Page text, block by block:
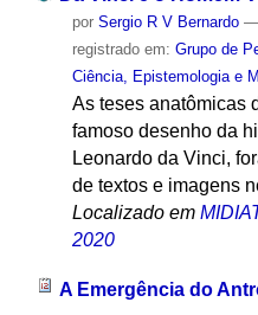
por Sergio R V Bernardo —
registrado em: Grupo de
Ciência, Epistemologia e
As teses anatômicas
famoso desenho da
Leonardo da Vinci,
de textos e imagens
Localizado em
2020
A Emergência do